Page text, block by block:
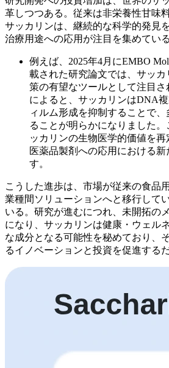
革しつつある。従来は非栄養性甘味
サッカリンは、継続的な科学的発見
治療用途への応用が注目を集めている
例えば、2025年4月にEMBO
載された研究論文では、サッ
策の有望なツールとして注目
によると、サッカリンはDNA
ィルム形成を抑制することで
ることが明らかになりました
ッカリンの生物医学的価値を再
医薬品製剤への応用における
す。
こうした進歩は、市場が従来の食品
業種間ソリューションへと移行して
いる。研究が進むにつれ、未開拓の
になり、サッカリンは健康・ウェル
な成分となる可能性を秘めており、
るイノベーションと投資を促進するだ